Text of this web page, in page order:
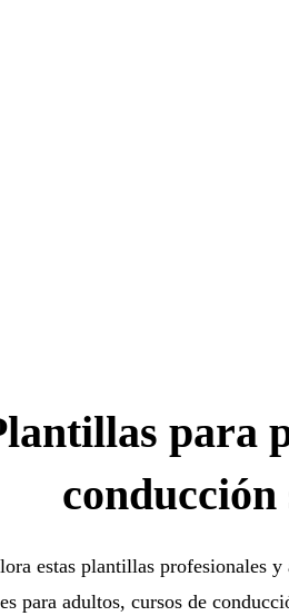
para
conducción
estas plantillas profesionales
para adultos, cursos de